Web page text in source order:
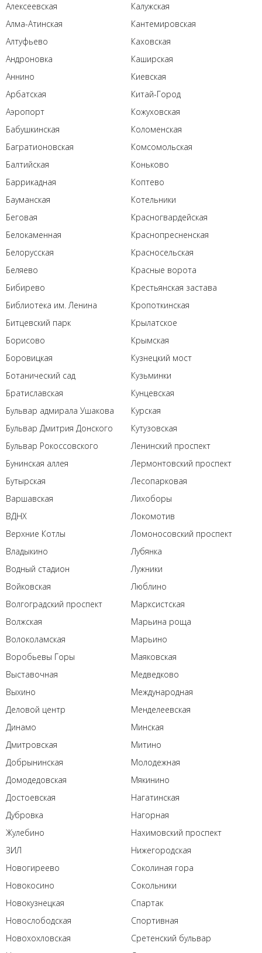
Алексеевская
Алма-Атинская
Алтуфьево
Андроновка
Аннино
Арбатская
Аэропорт
Бабушкинская
Багратионовская
Балтийская
Баррикадная
Бауманская
Беговая
Белокаменная
Белорусская
Беляево
Бибирево
Библиотека им. Ленина
Битцевский парк
Борисово
Боровицкая
Ботанический сад
Братиславская
Бульвар адмирала Ушакова
Бульвар Дмитрия Донского
Бульвар Рокоссовского
Бунинская аллея
Бутырская
Варшавская
ВДНХ
Верхние Котлы
Владыкино
Водный стадион
Войковская
Волгоградский проспект
Волжская
Волоколамская
Воробьевы Горы
Выставочная
Выхино
Деловой центр
Динамо
Дмитровская
Добрынинская
Домодедовская
Достоевская
Дубровка
Жулебино
ЗИЛ
Калужская
Кантемировская
Каховская
Каширская
Киевская
Китай-Город
Кожуховская
Коломенская
Комсомольская
Коньково
Коптево
Котельники
Красногвардейская
Краснопресненская
Красносельская
Красные ворота
Крестьянская застава
Кропоткинская
Крылатское
Крымская
Кузнецкий мост
Кузьминки
Кунцевская
Курская
Кутузовская
Ленинский проспект
Лермонтовский проспект
Лесопарковая
Лихоборы
Локомотив
Ломоносовский проспект
Лубянка
Лужники
Люблино
Марксистская
Марьина роща
Марьино
Маяковская
Медведково
Международная
Менделеевская
Минская
Митино
Молодежная
Мякинино
Нагатинская
Нагорная
Нахимовский проспект
Нижегородская
Новогиреево
Новокосино
Новокузнецкая
Новослободская
Новохохловская
Соколиная гора
Сокольники
Спартак
Спортивная
Сретенский бульвар